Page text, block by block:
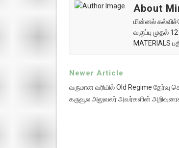
About
மின்னல்
வகுப்பு முதல்
MATERIALS
Newer Article
வருமான வரியில் Old Regime தேர்வு
கருவூல அலுவலர் அவர்களின்